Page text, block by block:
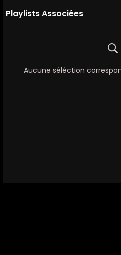
Playlists Associées
Aucune séléction